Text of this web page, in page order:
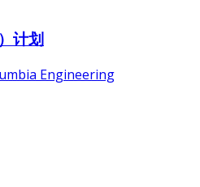
计划
Engineering